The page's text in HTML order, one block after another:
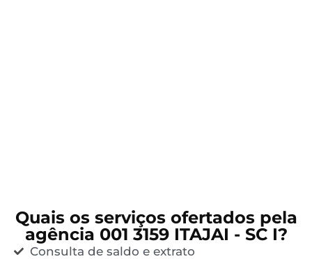
Quais os serviços ofertados pela
agência 001 3159 ITAJAI - SC I?
Consulta de saldo e extrato